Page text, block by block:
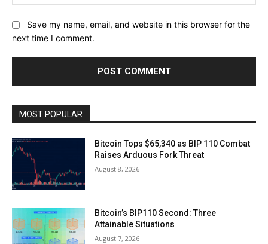
Save my name, email, and website in this browser for the
next time I comment.
MOST POPULAR
Bitcoin Tops $65,340 as BIP 110 Combat
Raises Arduous Fork Threat
August 8, 2026
Bitcoin’s BIP110 Second: Three
Attainable Situations
August 7, 2026